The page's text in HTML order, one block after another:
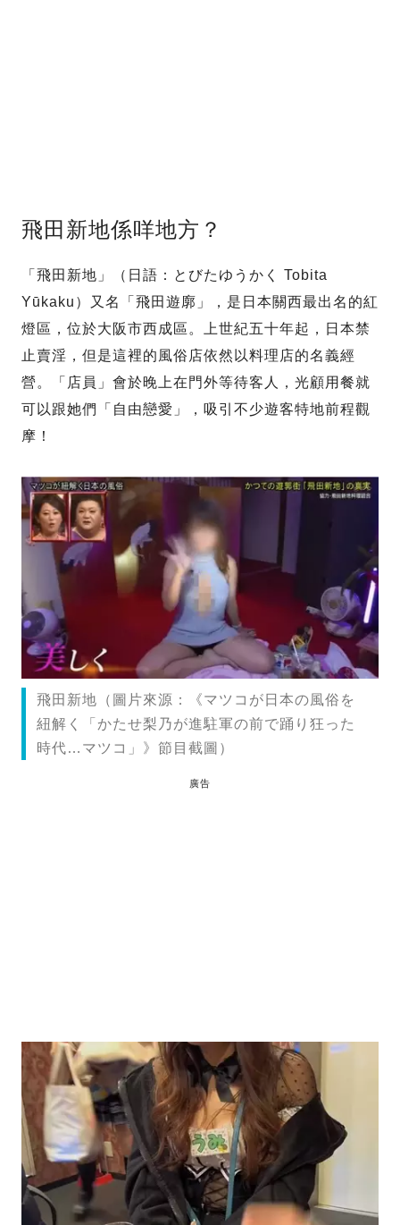
飛田新地係咩地方？
「飛田新地」（日語：とびたゆうかく Tobita
Yūkaku）又名「飛田遊廓」，是日本關西最出名的紅
燈區，位於大阪市西成區。上世紀五十年起，日本禁
止賣淫，但是這裡的風俗店依然以料理店的名義經
營。「店員」會於晚上在門外等待客人，光顧用餐就
可以跟她們「自由戀愛」，吸引不少遊客特地前程觀
摩！
飛田新地（圖片來源：《マツコが日本の風俗を
紐解く「かたせ梨乃が進駐軍の前で踊り狂った
時代…マツコ」》節目截圖）
廣告